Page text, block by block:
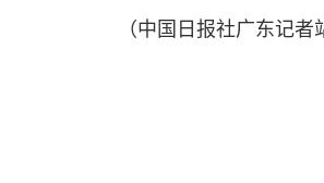
（中国日报社广东记